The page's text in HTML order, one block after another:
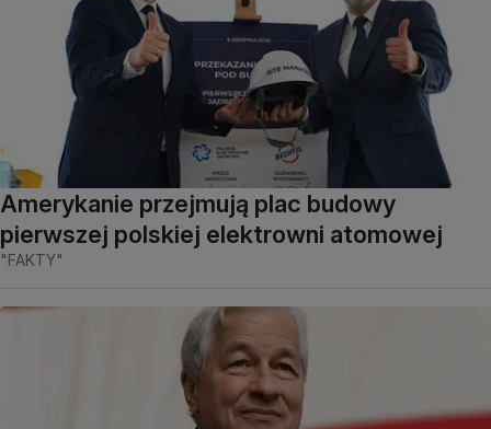
Amerykanie przejmują plac budowy
pierwszej polskiej elektrowni atomowej
"FAKTY"